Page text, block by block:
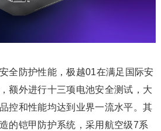
全防护性能，极越01在满足国际安
额外进行十三项电池安全测试，大
控和性能均达到业界一流水平。其
的铠甲防护系统，采用航空级7系